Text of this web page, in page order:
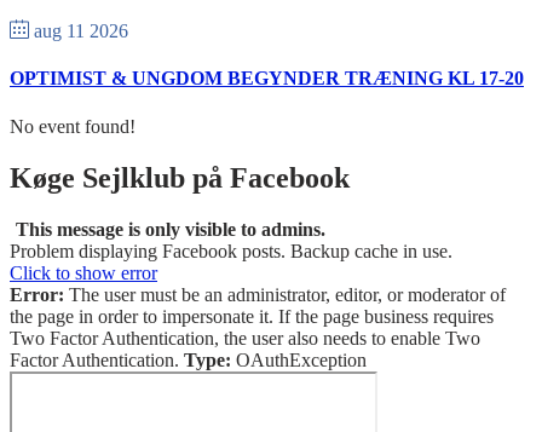
aug 11 2026
OPTIMIST & UNGDOM BEGYNDER TRÆNING KL 17-20
No event found!
Køge Sejlklub på Facebook
This message is only visible to admins.
Problem displaying Facebook posts. Backup cache in use.
Click to show error
Error: The user must be an administrator, editor, or moderator of
the page in order to impersonate it. If the page business requires
Two Factor Authentication, the user also needs to enable Two
Factor Authentication. Type: OAuthException